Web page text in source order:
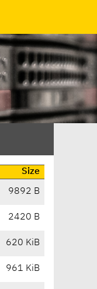
Size
9892 B
2420 B
620 KiB
961 KiB